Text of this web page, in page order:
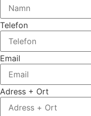
Telefon
Email
Adress + Ort